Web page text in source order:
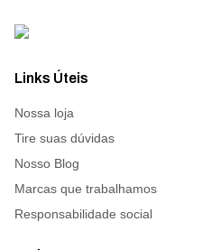
Links Úteis
Nossa loja
Tire suas dúvidas
Nosso Blog
Marcas que trabalhamos
Responsabilidade social